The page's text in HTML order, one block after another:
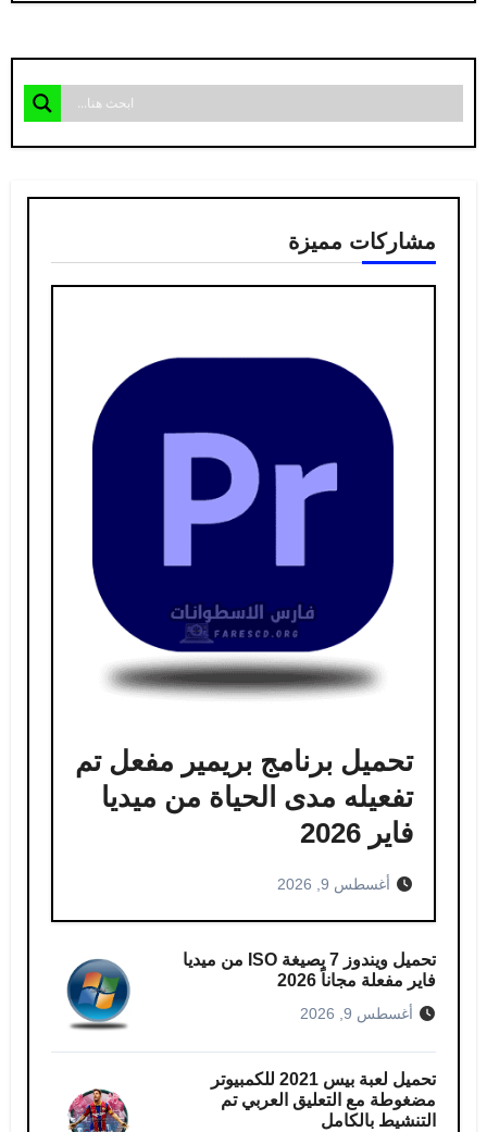
مشاركات مميزة
تحميل برنامج بريمير مفعل تم
تفعيله مدى الحياة من ميديا ​​
فاير 2026
أغسطس 9, 2026
تحميل ويندوز 7 بصيغة ISO من ميديا
فاير مفعلة مجاناً 2026
أغسطس 9, 2026
تحميل لعبة بيس 2021 للكمبيوتر​
مضغوطة مع التعليق العربي تم
التنشيط بالكامل